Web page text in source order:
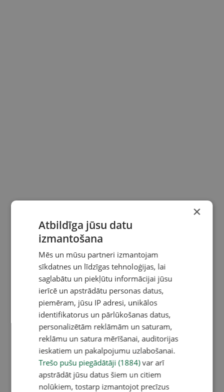
×
Atbildīga jūsu datu
izmantošana
Mēs un mūsu partneri izmantojam
sīkdatnes un līdzīgas tehnoloģijas, lai
saglabātu un piekļūtu informācijai jūsu
ierīcē un apstrādātu personas datus,
piemēram, jūsu IP adresi, unikālos
identifikatorus un pārlūkošanas datus,
personalizētām reklāmām un saturam,
reklāmu un satura mērīšanai, auditorijas
ieskatiem un pakalpojumu uzlabošanai.
Trešo pušu piegādātāji (1884)var arī
apstrādāt jūsu datus šiem un citiem
nolūkiem, tostarp izmantojot precīzus